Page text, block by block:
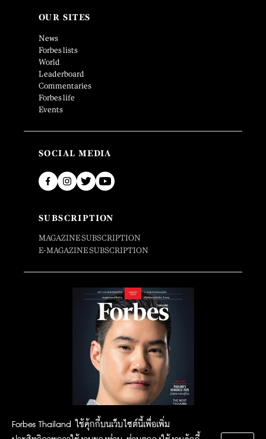
Forbes Thailand ใช้คุ้กกี้บนเว็บไซต์นี้เพื่อเพิ่ม
OUR SITES
News
Forbes lists
World
Leaderboard
Commentaries
Forbes life
Events
SOCIAL MEDIA
SUBSCRIPTION
MAGAZINE SUBSCRIPTION
E-MAGAZINE SUBSCRIPTION